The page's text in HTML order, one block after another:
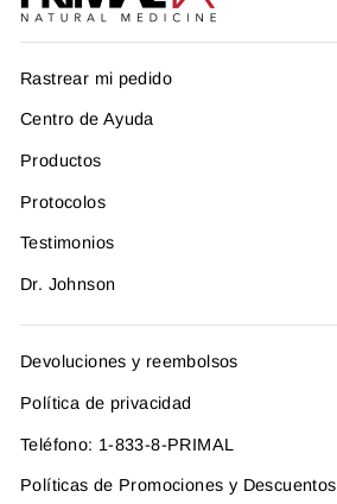
Rastrear mi pedido
Centro de Ayuda
Productos
Protocolos
Testimonios
Dr. Johnson
Devoluciones y reembolsos
Política de privacidad
Teléfono: 1-833-8-PRIMAL
Políticas de Promociones y Descuentos